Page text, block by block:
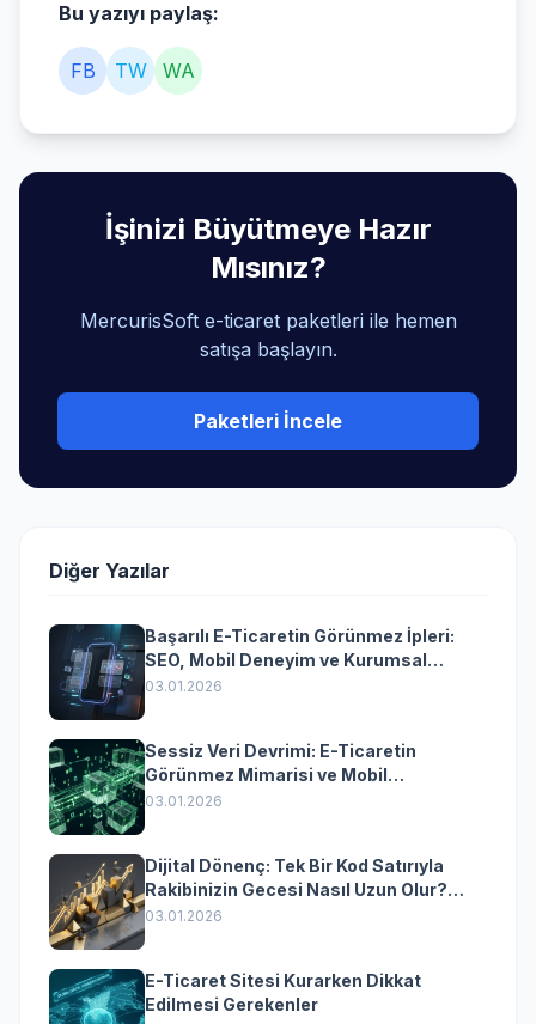
Bu yazıyı paylaş:
FB TW WA
İşinizi Büyütmeye Hazır
Mısınız?
MercurisSoft e-ticaret paketleri ile hemen
satışa başlayın.
Paketleri İncele
Diğer Yazılar
Başarılı E-Ticaretin Görünmez İpleri:
SEO, Mobil Deneyim ve Kurumsal
Yazılımın Kazandıran Senkronizasyonu
03.01.2026
Sessiz Veri Devrimi: E-Ticaretin
Görünmez Mimarisi ve Mobil
Dönüşümün Kurumsal Anahtarı
03.01.2026
Dijital Dönenç: Tek Bir Kod Satırıyla
Rakibinizin Gecesi Nasıl Uzun Olur?
(Kurumsal Yazılımın Güçlü Rolü)
03.01.2026
E-Ticaret Sitesi Kurarken Dikkat
Edilmesi Gerekenler